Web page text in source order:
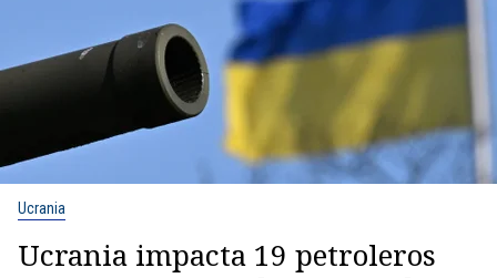
Ucrania
Ucrania impacta 19 petroleros